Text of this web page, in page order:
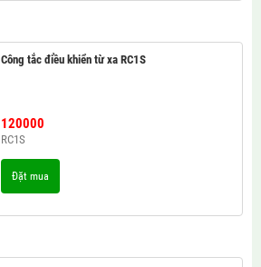
Công tắc điều khiển từ xa RC1S
120000
RC1S
Đặt mua